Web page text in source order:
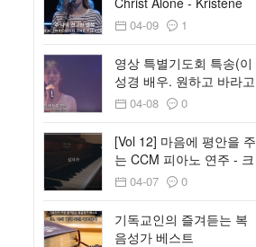
Dimarco
04-09 1
영상 특별기도회 특송(이
성경 배우. 원하고 바라고
기도합니다)
04-08 0
[Vol 12] 마음에 평안을 주
는 CCM 피아노 연주 - 크
리스찬 BGM
04-07 0
기독교인의 즐겨듣는 복
음성가 베스트